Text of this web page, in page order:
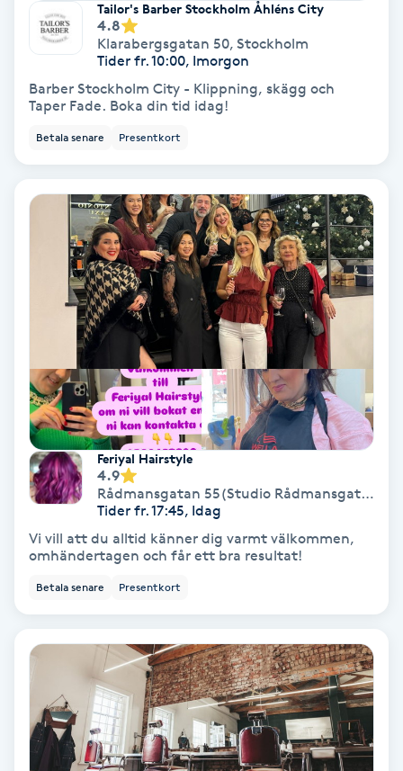
Fotsvamp
Fotvård
Fransar
Fransborttagning
Fransfärgning
Fransförlängning
Fransförlängning Megavolym
Fransförlängning Volym
Fransk manikyr
Fransrengöring
Frekvensterapi
Friskvård
Friskvårdsmassage
Funktionsanalys
Tailor's Barber Stockholm Åhléns City
4.8
Klarabergsgatan 50, Stockholm
Tider fr. 10:00, Imorgon
Barber Stockholm City - Klippning, skägg och
Taper Fade. Boka din tid idag!
Betala senare Presentkort
Feriyal Hairstyle
4.9
Rådmansgatan 55(Studio Rådmansgatan 55)
Tider fr. 17:45, Idag
Vi vill att du alltid känner dig varmt välkommen,
omhändertagen och får ett bra resultat!
Betala senare Presentkort